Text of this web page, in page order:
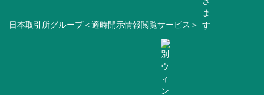
日本取引所グループ＜適時開示情報閲覧サービス＞